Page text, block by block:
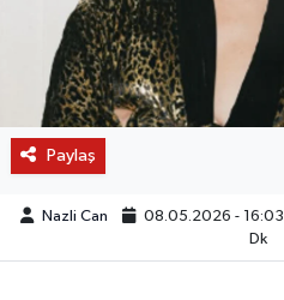
Paylaş
Nazli Can 08.05.2026 - 16:03
Dk